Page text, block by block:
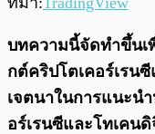
บทความนี้จัดทำขึ้นเ
กต์คริปโตเคอร์เรน
เจตนาในการแนะน
อร์เรนซีและโทเคน